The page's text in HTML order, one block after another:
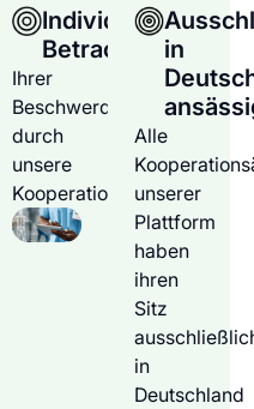
Individuelle
Betrachtung
Ihrer
Beschwerden
durch
unsere
Kooperationsärzte
in
Alle
unserer
Plattform
haben
ihren
Sitz
in
Deutschland